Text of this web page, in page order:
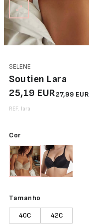
SELENE
Soutien Lara
25,19 EUR27,99 EUR
REF. lara
Cor
Tamanho
40C 42C